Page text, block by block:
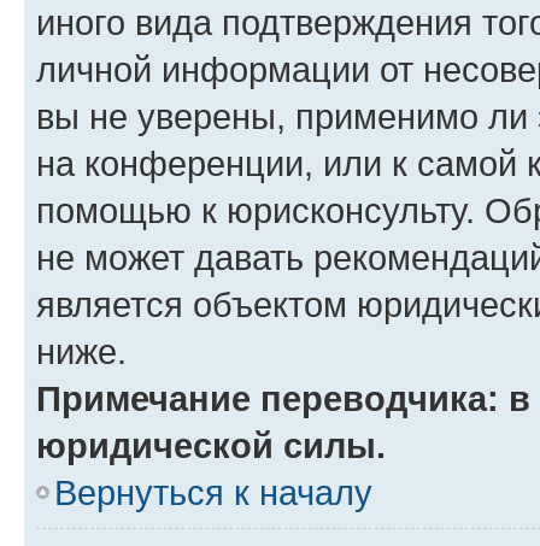
иного вида подтверждения
личной информации от
вы не уверены, применимо ли
на конференции, или к самой
помощью к юрисконсульту.
не может давать
является объектом
ниже.
Примечание переводчика:
юридической силы.
Вернуться к началу